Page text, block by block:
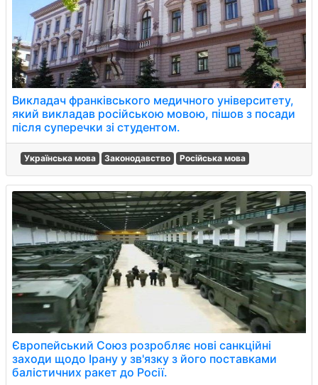
Викладач франківського медичного університету,
який викладав російською мовою, пішов з посади
після суперечки зі студентом.
Українська мова Законодавство Російська мова
Європейський Союз розробляє нові санкційні
заходи щодо Ірану у зв'язку з його поставками
балістичних ракет до Росії.